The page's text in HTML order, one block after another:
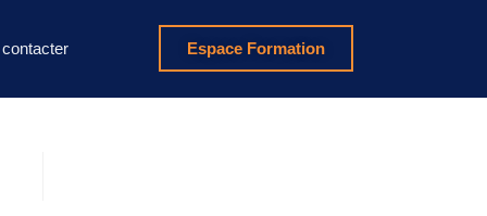
Espace Formation